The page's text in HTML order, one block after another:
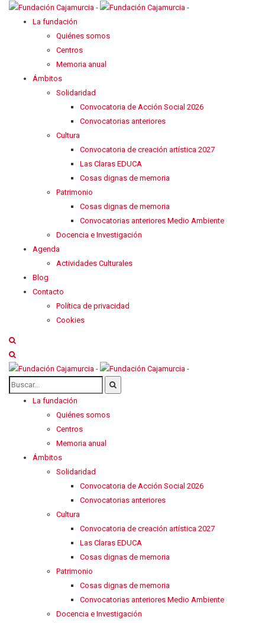
La fundación
Quiénes somos
Centros
Memoria anual
Ámbitos
Solidaridad
Convocatoria de Acción Social 2026
Convocatorias anteriores
Cultura
Convocatoria de creación artística 2027
Las Claras EDUCA
Cosas dignas de memoria
Patrimonio
Cosas dignas de memoria
Convocatorias anteriores Medio Ambiente
Docencia e Investigación
Agenda
Actividades Culturales
Blog
Contacto
Política de privacidad
Cookies
La fundación
Quiénes somos
Centros
Memoria anual
Ámbitos
Solidaridad
Convocatoria de Acción Social 2026
Convocatorias anteriores
Cultura
Convocatoria de creación artística 2027
Las Claras EDUCA
Cosas dignas de memoria
Patrimonio
Cosas dignas de memoria
Convocatorias anteriores Medio Ambiente
Docencia e Investigación